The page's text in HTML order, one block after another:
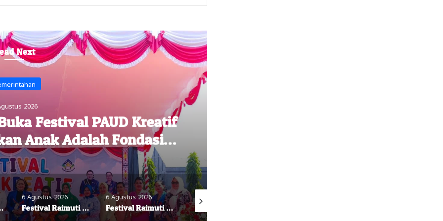
Next
2026
PAUD Febelina Indou di
Guru Sedang Melayani
Depan”
Pariwisata Papua Barat
6 Agustus 2026
Festival Raimuti 2026 Resmi Dibuka, 191 Tim Ramaikan Lomba Bahari di Manokwari
6 Agustus 2026
DPRP Papua Barat Dorong Keterlibatan Dewan Adat dalam Penyusunan RUU Masyarakat Adat
5 Agustus 2026